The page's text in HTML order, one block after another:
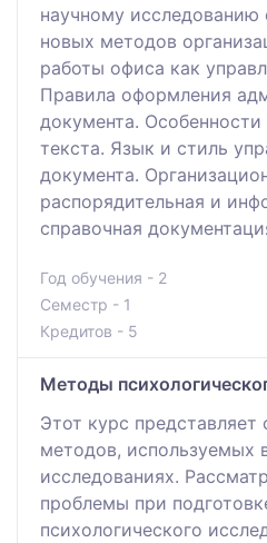
научному исследованию
новых методов
работы офиса как
Правила оформления
документа.
текста. Язык и стиль
документа.
распорядительная и
справочная
Год обучения - 2
Семестр - 1
Кредитов - 5
Методы
Этот курс представляет
методов, используемых
исследованиях.
проблемы при
психологического